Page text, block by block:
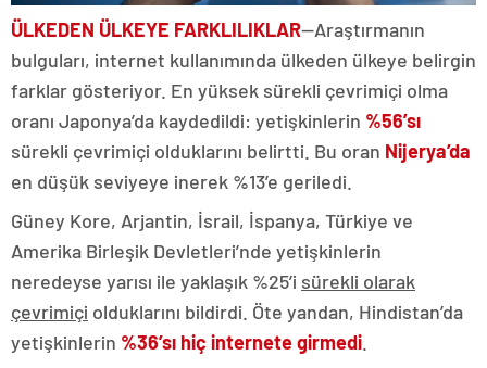
ÜLKEDEN ÜLKEYE FARKLILIKLAR—Araştırmanın
bulguları, internet kullanımında ülkeden ülkeye belirgin
farklar gösteriyor. En yüksek sürekli çevrimiçi olma
oranı Japonya’da kaydedildi: yetişkinlerin %56’sı
sürekli çevrimiçi olduklarını belirtti. Bu oran Nijerya’da
en düşük seviyeye inerek %13’e geriledi.
Güney Kore, Arjantin, İsrail, İspanya, Türkiye ve
Amerika Birleşik Devletleri’nde yetişkinlerin
neredeyse yarısı ile yaklaşık %25’i sürekli olarak
çevrimiçi olduklarını bildirdi. Öte yandan, Hindistan’da
yetişkinlerin %36’sı hiç internete girmedi